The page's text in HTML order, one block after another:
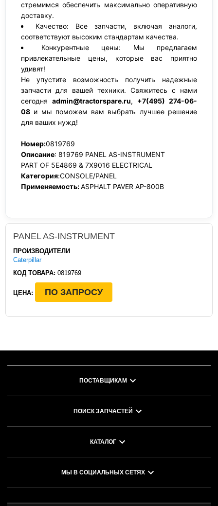
стремимся обеспечить максимально оперативную
доставку.
Качество: Все запчасти, включая аналоги,
соответствуют высоким стандартам качества.
Конкурентные цены: Мы предлагаем
привлекательные цены, которые вас приятно
удивят!
Не упустите возможность получить надежные
запчасти для вашей техники. Свяжитесь с нами
сегодня admin@tractorspare.ru, +7(495) 274-06-
08 и мы поможем вам выбрать лучшее решение
для ваших нужд!
Номер:0819769
Описание: 819769 PANEL AS-INSTRUMENT
PART OF 5E4869 & 7X9016 ELECTRICAL
Категория:CONSOLE/PANEL
Применяемость:ASPHALT PAVER AP-800B
PANEL AS-INSTRUMENT
ПРОИЗВОДИТЕЛИ
Caterpillar
КОД ТОВАРА: 0819769
ЦЕНА: ПО ЗАПРОСУ
ПОСТАВЩИКАМ
ПОИСК ЗАПЧАСТЕЙ
КАТАЛОГ
МЫ В СОЦИАЛЬНЫХ СЕТЯХ